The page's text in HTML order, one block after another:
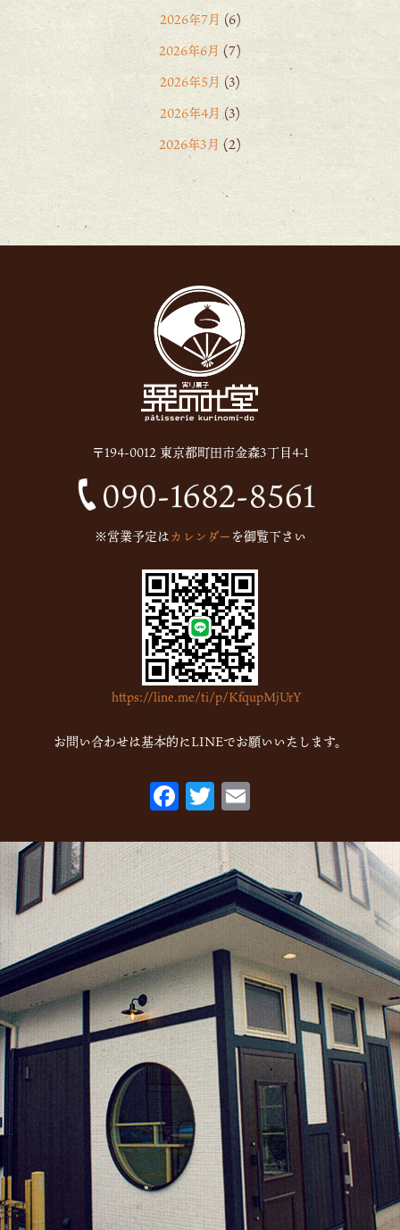
2026年7月 (6)
2026年6月 (7)
2026年5月 (3)
2026年4月 (3)
2026年3月 (2)
2026年2月
2025年10月(6)
2025年9月(11)
2025年8月(11)
2025年7月(12)
2025年6月(13)
2024年12月(1)
2024年10月(1)
2023年2月(4)
2023年1月(7)
2022年12月(15)
2022年11月(16)
2022年10月(6)
2022年9月(1)
2022年5月
(2)
2022年1月(2)
2021年10月(1)
2021年9月
2021年8月 (1)
2021年6月
(1)
2021年5月
(1)
2021年4月 (1)
2021年2月(2)
2021年1月(2)
2020年12月(5)
2020年11月(2)
2020年10月(1)
〒194-0012 東京都町田市金森3丁目4-1
※営業予定はカレンダーを御覧下さい
https://line.me/ti/p/KfqupMjUrY
お問い合わせは基本的にLINEでお願いいたします。
F
ac
eb
o
o
k
T
w
itt
er
ai
l